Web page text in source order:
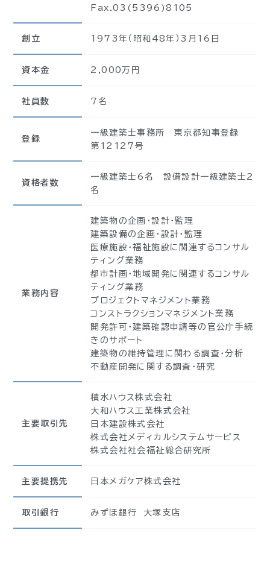
Fax.03(5396)8105
創立 1973年（昭和48年）3月16日
資本金 2,000万円
社員数 7名
登録
一級建築士事務所 東京都知事登録
第12127号
資格者数
一級建築士6名
設備設計一級建築士2
名
業務内容
建築物の企画・設計・監理
建築設備の企画・設計・監理
医療施設・福祉施設に関連するコンサル
ティング業務
都市計画・地域開発に関連するコンサル
ティング業務
プロジェクトマネジメント業務
コンストラクションマネジメント業務
開発許可・建築確認申請等の官公庁手続
きのサポート
建築物の維持管理に関わる調査・分析
不動産開発に関する調査・研究
主要取引先
積水ハウス株式会社
大和ハウス工業株式会社
日本建設株式会社
株式会社メディカルシステムサービス
株式会社社会福祉総合研究所
主要提携先 日本メガケア株式会社
取引銀行 みずほ銀行 大塚支店